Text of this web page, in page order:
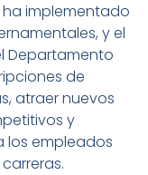
ha implementado
y el
Departamento
de
atraer nuevos
y
empleados